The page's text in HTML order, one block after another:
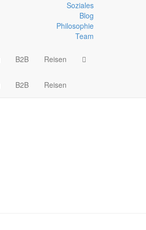
Soziales
Blog
Philosophie
Team
B2B Reisen
B2B Reisen